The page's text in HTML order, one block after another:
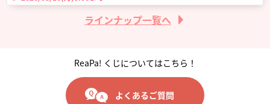
ラインナップ一覧へ
ReaPa! くじについてはこちら！
よくあるご質問